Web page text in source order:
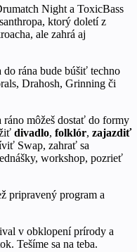
Night a ToxicBass
ktorý doletí z
ale zahrá aj
do rána bude búšiť techno
Drahosh, Grinning či
môžeš dostať do formy
divadlo, folklór, zajazdiť
Swap, zahrať sa
workshop, pozrieť
pripravený program a
v obklopení prírody a
Tešíme sa na teba.